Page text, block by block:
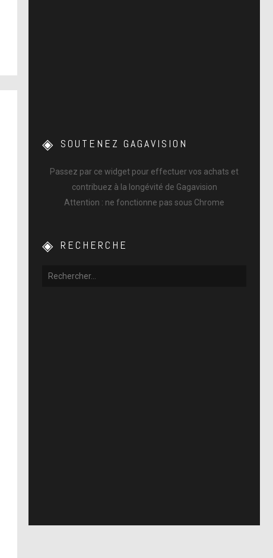
SOUTENEZ GAGAVISION
Passez par ce widget pour effectuer vos achats et
contribuez à la longévité de Gagavision
Attention : ne fonctionne pas sous Chrome
RECHERCHE